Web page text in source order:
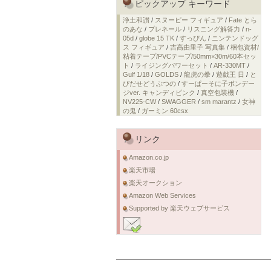
ピックアップ キーワード
浄土和讃 / スヌーピー フィギュア / Fate とら
のあな / プレネール / リスニング解答力 / n-
05d / globe 15 TK / すっぴん / ニンテンドッグ
ス フィギュア / 吉高由里子 写真集 / 梱包資材/
粘着テープ/PVCテープ/50mm×30m/60本セッ
ト / ライジングパワーセット / AR-330MT /
Gulf 1/18 / GOLDS / 龍虎の拳 / 遊戯王 日 / と
びだせどうぶつの / すーぱーそに子ボンデー
ジver. キャンディピンク / 真空包装機 /
NV225-CW/ SWAGGER / sm marantz / 女神
の鬼 / ガーミン 60csx
リンク
Amazon.co.jp
楽天市場
楽天オークション
Amazon Web Services
Supported by 楽天ウェブサービス